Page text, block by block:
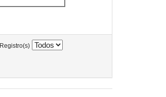
Registro(s)